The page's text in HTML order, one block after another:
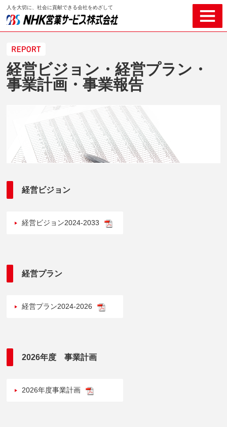
人を大切に、社会に貢献できる会社をめざして
経営ビジョン・経営プラン・
事業計画・事業報告
経営ビジョン
経営ビジョン2024-2033
経営プラン
経営プラン2024-2026
2026年度 事業計画
2026年度事業計画